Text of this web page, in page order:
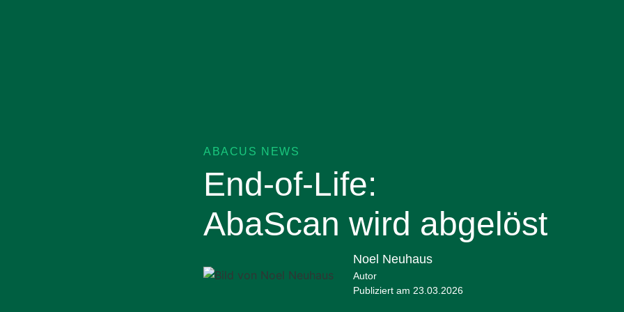
ABACUS NEWS
End-of-Life:
AbaScan wird abgelöst
Noel Neuhaus
Autor
Publiziert am 23.03.2026